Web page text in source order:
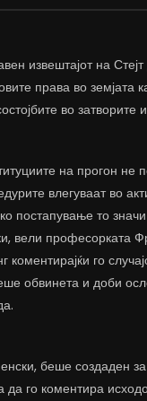
извештајот на
права во земјата
во затворите
на прогон не
влегуваат во
постапување то
вели професорката
коментирајќи го
обвинета и доби
беше создаден
го коментира